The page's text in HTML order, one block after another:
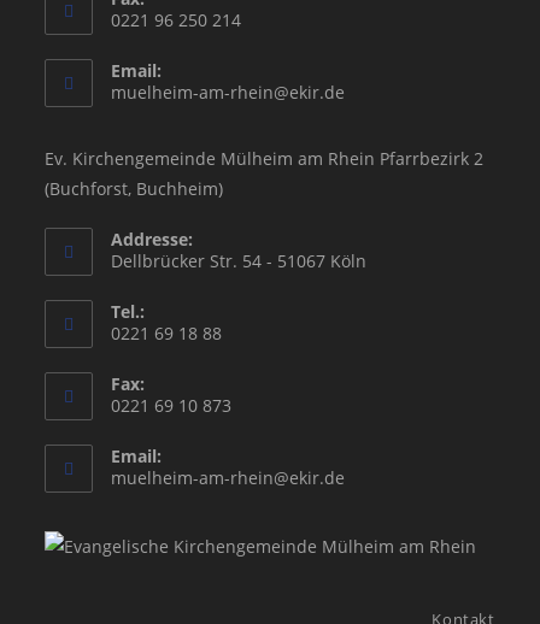
0221 96 250 214
Email:
muelheim-am-rhein@ekir.de
application
Ev. Kirchengemeinde Mülheim am Rhein Pfarrbezirk 2
(Buchforst, Buchheim)
Addresse:
Dellbrücker Str. 54 - 51067 Köln
Tel.:
0221 69 18 88
Fax:
0221 69 10 873
Email:
muelheim-am-rhein@ekir.de
application
Kontakt